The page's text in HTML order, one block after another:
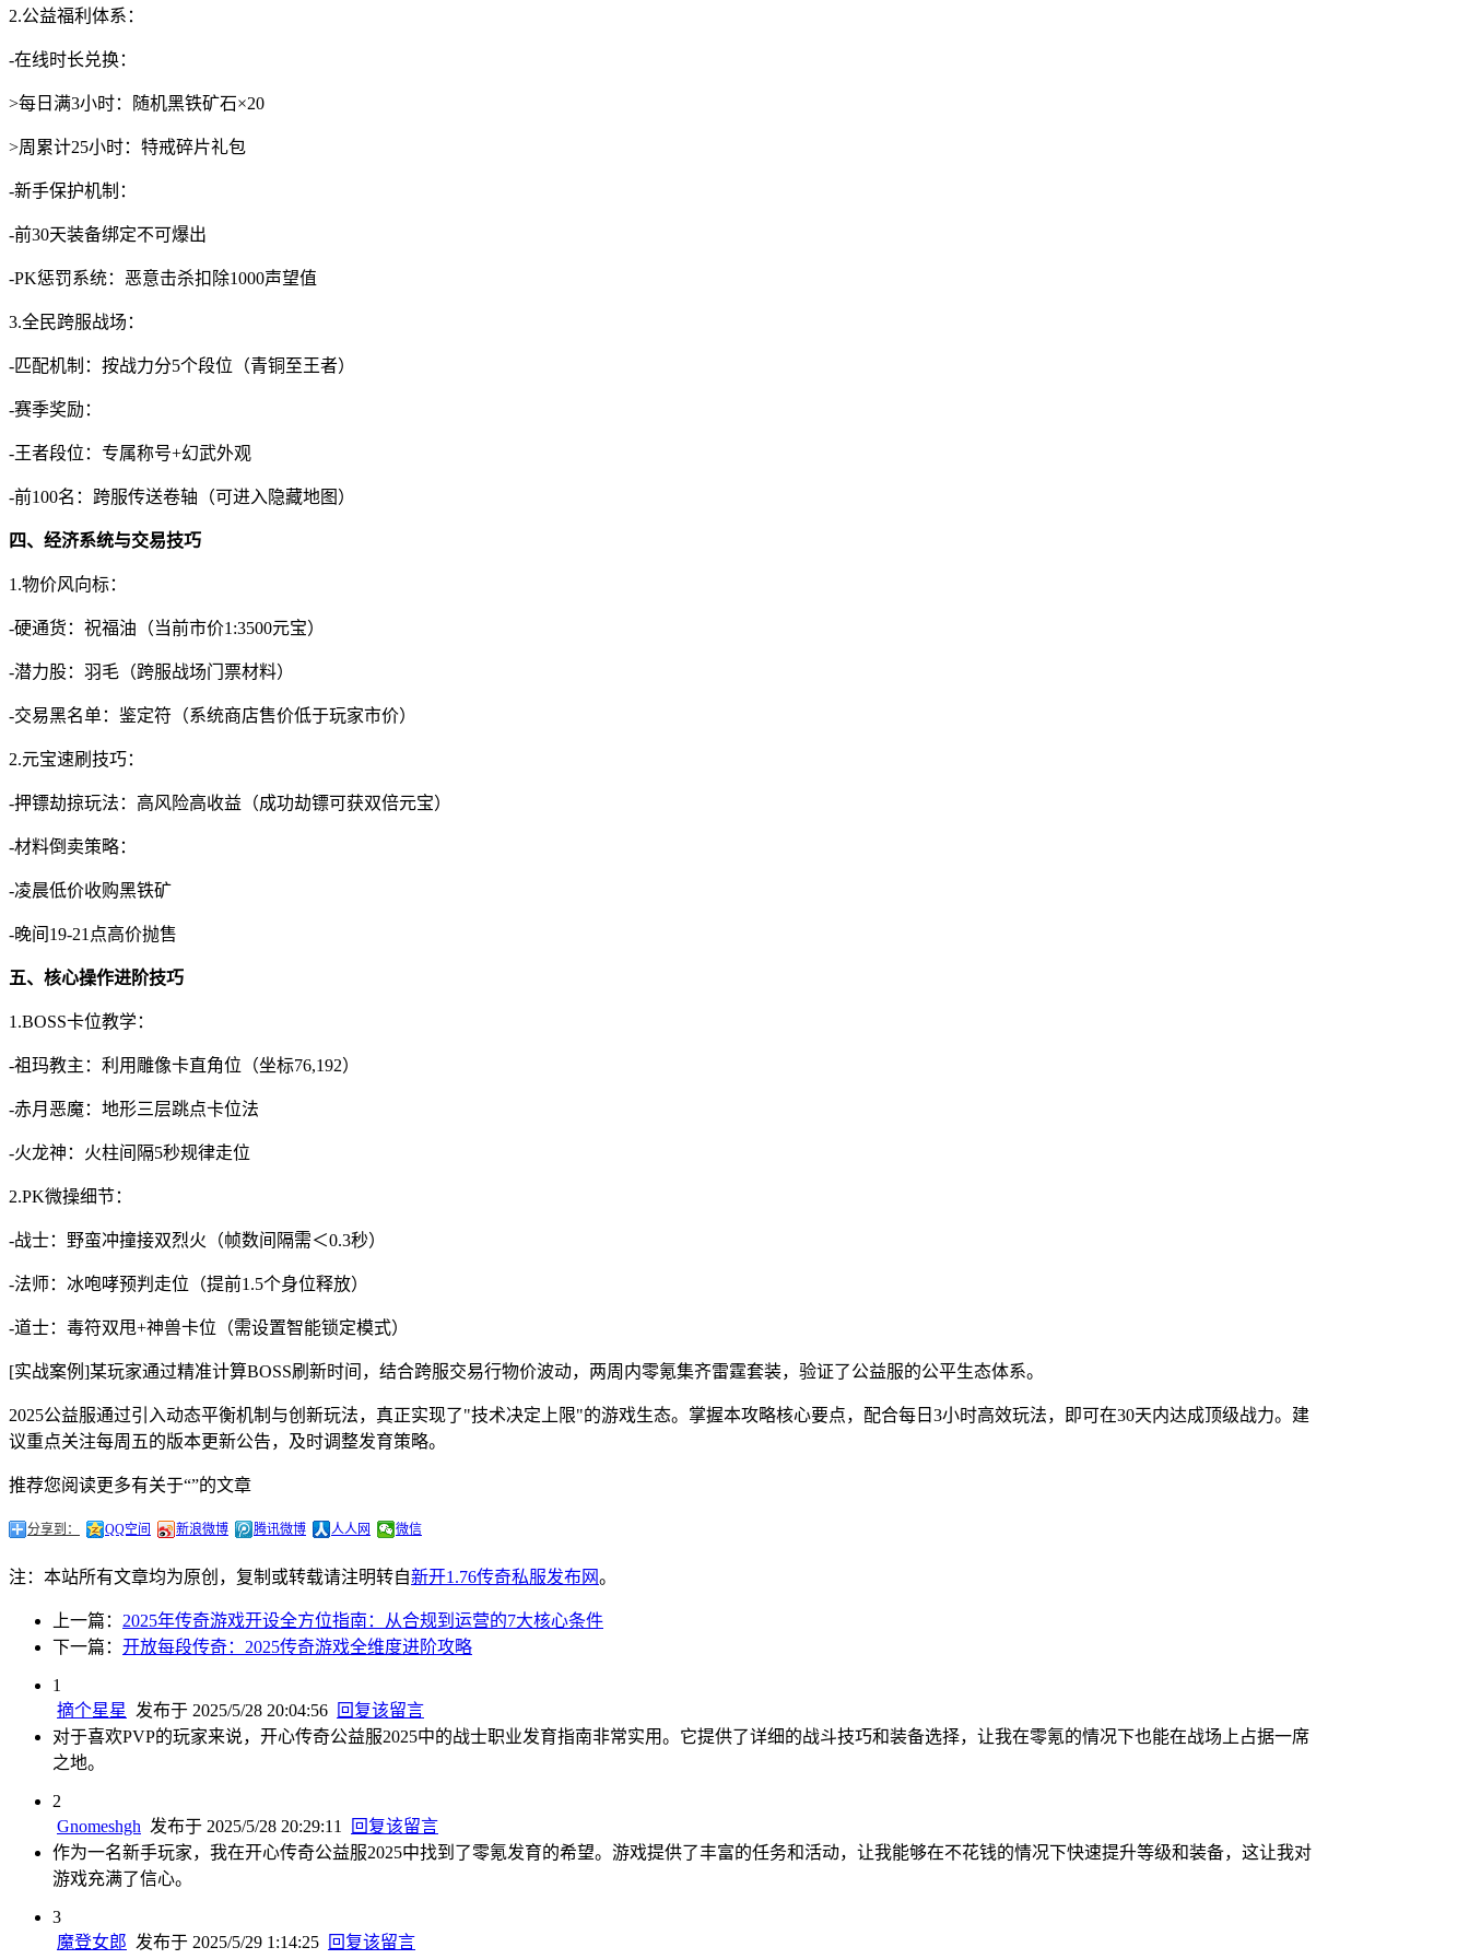
2.公益福利体系：
-在线时长兑换：
>每日满3小时：随机黑铁矿石×20
>周累计25小时：特戒碎片礼包
-新手保护机制：
-前30天装备绑定不可爆出
-PK惩罚系统：恶意击杀扣除1000声望值
3.全民跨服战场：
-匹配机制：按战力分5个段位（青铜至王者）
-赛季奖励：
-王者段位：专属称号+幻武外观
-前100名：跨服传送卷轴（可进入隐藏地图）
四、经济系统与交易技巧
1.物价风向标：
-硬通货：祝福油（当前市价1:3500元宝）
-潜力股：羽毛（跨服战场门票材料）
-交易黑名单：鉴定符（系统商店售价低于玩家市价）
2.元宝速刷技巧：
-押镖劫掠玩法：高风险高收益（成功劫镖可获双倍元宝）
-材料倒卖策略：
-凌晨低价收购黑铁矿
-晚间19-21点高价抛售
五、核心操作进阶技巧
1.BOSS卡位教学：
-祖玛教主：利用雕像卡直角位（坐标76,192）
-赤月恶魔：地形三层跳点卡位法
-火龙神：火柱间隔5秒规律走位
2.PK微操细节：
-战士：野蛮冲撞接双烈火（帧数间隔需＜0.3秒）
-法师：冰咆哮预判走位（提前1.5个身位释放）
-道士：毒符双甩+神兽卡位（需设置智能锁定模式）
[实战案例]某玩家通过精准计算BOSS刷新时间，结合跨服交易行物价波动，两周内零氪集齐雷霆套装，验证了公益服的公平生态体系。
2025公益服通过引入动态平衡机制与创新玩法，真正实现了"技术决定上限"的游戏生态。掌握本攻略核心要点，配合每日3小时高效玩法，即可在30天内达成顶级战力。建
议重点关注每周五的版本更新公告，及时调整发育策略。
推荐您阅读更多有关于“”的文章
分享到： QQ空间 新浪微博 腾讯微博 人人网 微信
注：本站所有文章均为原创，复制或转载请注明转自新开1.76传奇私服发布网。
上一篇： 2025年传奇游戏开设全方位指南：从合规到运营的7大核心条件
下一篇： 开放每段传奇：2025传奇游戏全维度进阶攻略
1
摘个星星
发布于 2025/5/28 20:04:56 回复该留言
对于喜欢PVP的玩家来说，开心传奇公益服2025中的战士职业发育指南非常实用。它提供了详细的战斗技巧和装备选择，让我在零氪的情况下也能在战场上占据一席
之地。
2
Gnomeshgh 发布于 2025/5/28 20:29:11
回复该留言
作为一名新手玩家，我在开心传奇公益服2025中找到了零氪发育的希望。游戏提供了丰富的任务和活动，让我能够在不花钱的情况下快速提升等级和装备，这让我对
游戏充满了信心。
3
魔登女郎 发布于 2025/5/29 1:14:25 回复该留言